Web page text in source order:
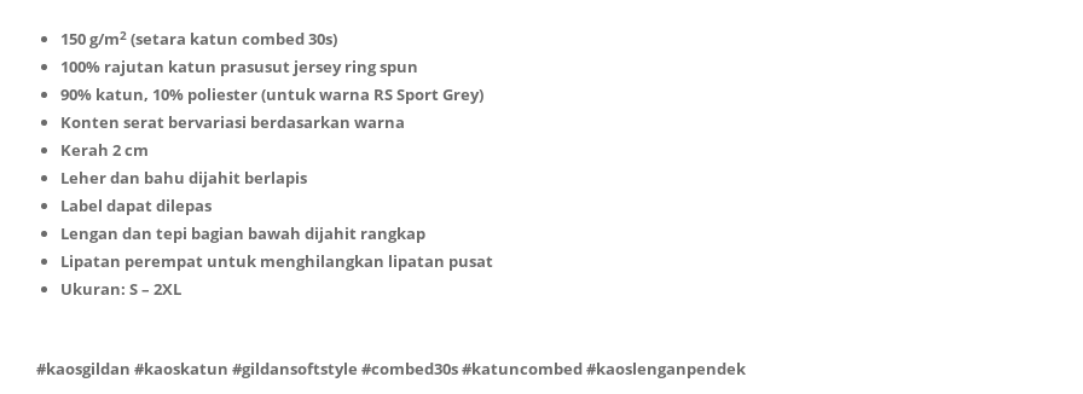
150 g/m2 (setara katun combed 30s)
100% rajutan katun prasusut jersey ring spun
90% katun, 10% poliester (untuk warna RS Sport Grey)
Konten serat bervariasi berdasarkan warna
Kerah 2 cm
Leher dan bahu dijahit berlapis
Label dapat dilepas
Lengan dan tepi bagian bawah dijahit rangkap
Lipatan perempat untuk menghilangkan lipatan pusat
Ukuran: S – 2XL
#kaosgildan #kaoskatun #gildansoftstyle #combed30s #katuncombed #kaoslenganpendek